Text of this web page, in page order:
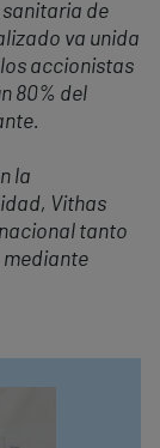
de
va unida
accionistas
80% del
la
Vithas
tanto
mediante